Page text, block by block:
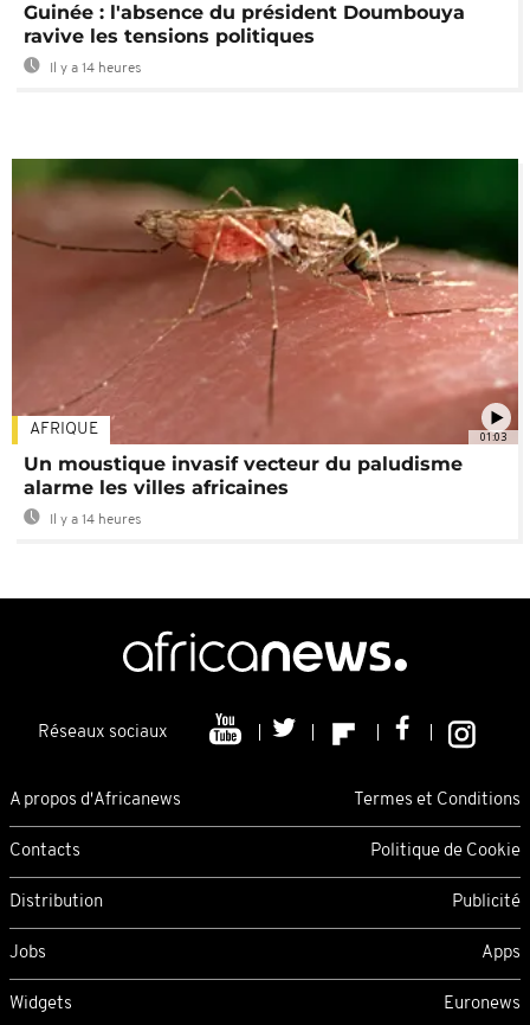
Guinée : l'absence du président Doumbouya
ravive les tensions politiques
Il y a 14 heures
01:03
AFRIQUE
Un moustique invasif vecteur du paludisme
alarme les villes africaines
Il y a 14 heures
Réseaux sociaux
A propos d'Africanews Termes et Conditions
Contacts Politique de Cookie
Distribution Publicité
Jobs Apps
Widgets Euronews